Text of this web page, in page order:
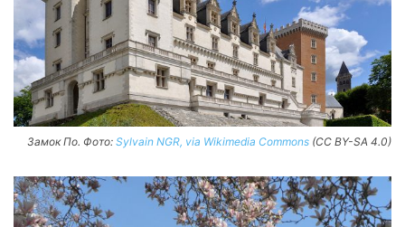
Замок По. Фото: Sylvain NGR, via Wikimedia Commons (CC BY-SA 4.0)